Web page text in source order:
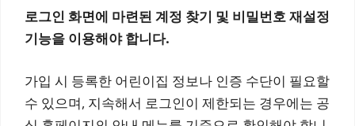
로그인 화면에 마련된 계정 찾기 및 비밀번호 재설정
기능을 이용해야 합니다.
가입 시 등록한 어린이집 정보나 인증 수단이 필요할
수 있으며, 지속해서 로그인이 제한되는 경우에는 공